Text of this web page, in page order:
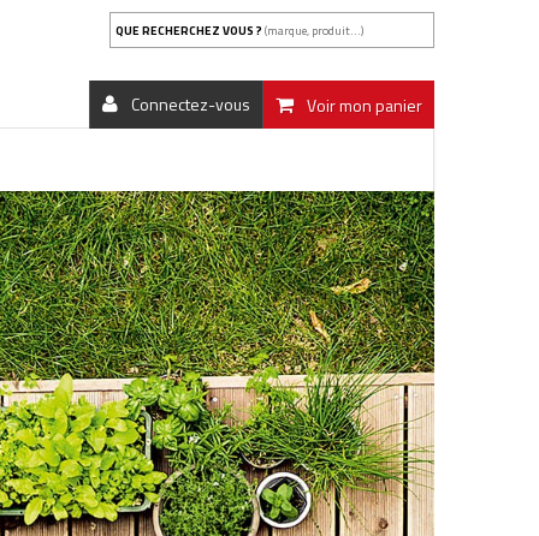
QUE RECHERCHEZ VOUS ? (marque, produit...)
Voir mon panier
Connectez-vous